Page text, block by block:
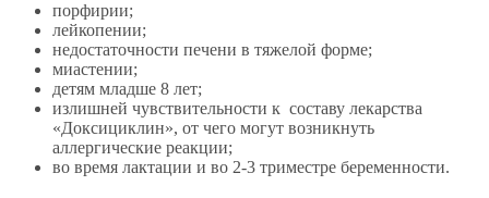
порфирии;
лейкопении;
недостаточности печени в тяжелой форме;
миастении;
детям младше 8 лет;
излишней чувствительности к составу лекарства
«Доксициклин», от чего могут возникнуть
аллергические реакции;
во время лактации и во 2-3 триместре беременности.